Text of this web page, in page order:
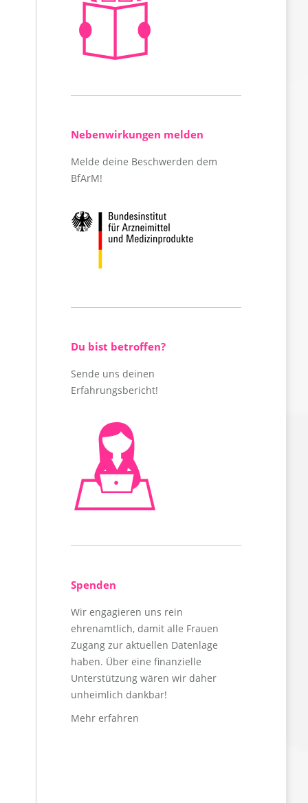
Nebenwirkungen melden
Melde deine Beschwerden dem
BfArM!
Du bist betroffen?
Sende uns deinen
Erfahrungsbericht!
Spenden
Wir engagieren uns rein
ehrenamtlich, damit alle Frauen
Zugang zur aktuellen Datenlage
haben. Über eine finanzielle
Unterstützung wären wir daher
unheimlich dankbar!
Mehr erfahren